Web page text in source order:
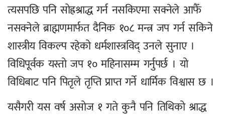
त्यसपछि पनि सोह्रश्राद्ध गर्न नसकिएमा सक्नेले आफैँ
नसक्नेले ब्राह्मणमार्फत दैनिक १०८ मन्त्र जप गर्न सकिने
शास्त्रीय विकल्प रहेको धर्मशास्त्रविद् उनले सुनाए ।
विधिपूर्वक यस्तो जप १० महिनासम्म गर्नुपर्छ । यो
विधिबाट पनि पितृले तृप्ति प्राप्त गर्ने धार्मिक विश्वास छ ।
यसैगरी यस वर्ष असोज १ गते कुनै पनि तिथिको श्राद्ध